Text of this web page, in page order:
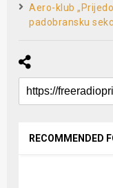
Aero-klub
padobransku
RECOMMENDED